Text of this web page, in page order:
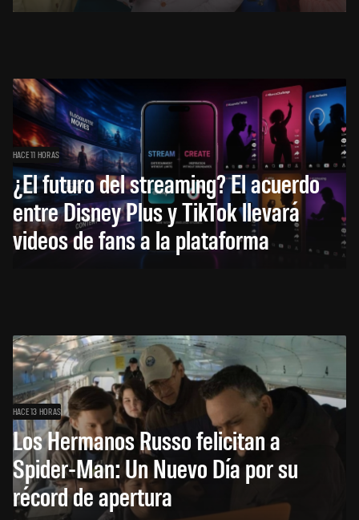
HACE 11 HORAS
¿El futuro del streaming? El acuerdo
entre Disney Plus y TikTok llevará
videos de fans a la plataforma
HACE 13 HORAS
Los Hermanos Russo felicitan a
Spider-Man: Un Nuevo Día por su
récord de apertura